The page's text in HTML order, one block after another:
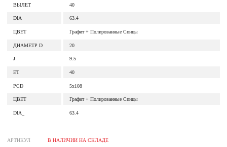
ВЫЛЕТ 40
DIA 63.4
ЦВЕТ Графит + Полированные Спицы
ДИАМЕТР D 20
J 9.5
ET 40
PCD 5x108
ЦВЕТ Графит + Полированные Спицы
DIA_ 63.4
АРТИКУЛ В НАЛИЧИИ НА СКЛАДЕ